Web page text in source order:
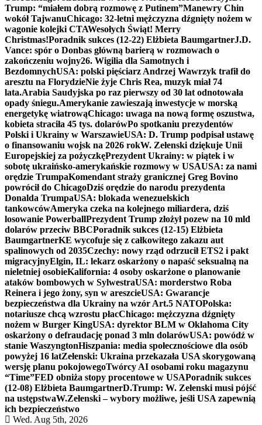
Trump: “miałem dobrą rozmowę z Putinem”Manewry Chin
wokół TajwanuChicago: 32-letni mężczyzna dźgnięty nożem w
wagonie kolejki CTAWesołych Świąt! Merry
Christmas!Poradnik sukces (12-22) Elżbieta BaumgartnerJ.D.
Vance: spór o Donbas główną barierą w rozmowach o
zakończeniu wojny26. Wigilia dla Samotnych i
BezdomnychUSA: polski pięściarz Andrzej Wawrzyk trafił do
aresztu na FlorydzieNie żyje Chris Rea, muzyk miał 74
lata.Arabia Saudyjska po raz pierwszy od 30 lat odnotowała
opady śniegu.Amerykanie zawieszają inwestycje w morską
energetykę wiatrowąChicago: uwaga na nową formę oszustwa,
kobieta straciła 45 tys. dolarówPo spotkaniu prezydentów
Polski i Ukrainy w WarszawieUSA: D. Trump podpisał ustawę
o finansowaniu wojsk na 2026 rokW. Zełenski dziękuje Unii
Europejskiej za pożyczkęPrezydent Ukrainy: w piątek i w
sobotę ukraińsko-amerykańskie rozmowy w USAUSA: za nami
orędzie TrumpaKomendant straży granicznej Greg Bovino
powrócił do ChicagoDziś orędzie do narodu prezydenta
Donalda TrumpaUSA: blokada wenezuelskich
tankowcówAmeryka czeka na kolejnego miliardera, dziś
losowanie PowerballPrezydent Trump złożył pozew na 10 mld
dolarów przeciw BBCPoradnik sukces (12-15) Elżbieta
BaumgartnerKE wycofuje się z całkowitego zakazu aut
spalinowych od 2035Czechy: nowy rząd odrzucił ETS2 i pakt
migracyjnyElgin, IL: lekarz oskarżony o napaść seksualną na
nieletniej osobieKalifornia: 4 osoby oskarżone o planowanie
ataków bombowych w SylwestraUSA: morderstwo Roba
Reinera i jego żony, syn w areszcieUSA: Gwarancje
bezpieczeństwa dla Ukrainy na wzór Art.5 NATOPolska:
notariusze chcą wzrostu płacChicago: mężczyzna dźgnięty
nożem w Burger KingUSA: dyrektor BLM w Oklahoma City
oskarżony o defraudację ponad 3 mln dolarówUSA: powódź w
stanie WaszyngtonHiszpania: media społecznościowe dla osób
powyżej 16 latZełenski: Ukraina przekazała USA skorygowaną
wersję planu pokojowegoTwórcy AI osobami roku magazynu
“Time”FED obniża stopy procentowe w USAPoradnik sukces
(12-08) Elżbieta BaumgartnerD.Trump: W. Zełenski musi pójść
na ustępstwaW.Zełenski – wybory możliwe, jeśli USA zapewnią
ich bezpieczeństwo
Wed. Aug 5th, 2026